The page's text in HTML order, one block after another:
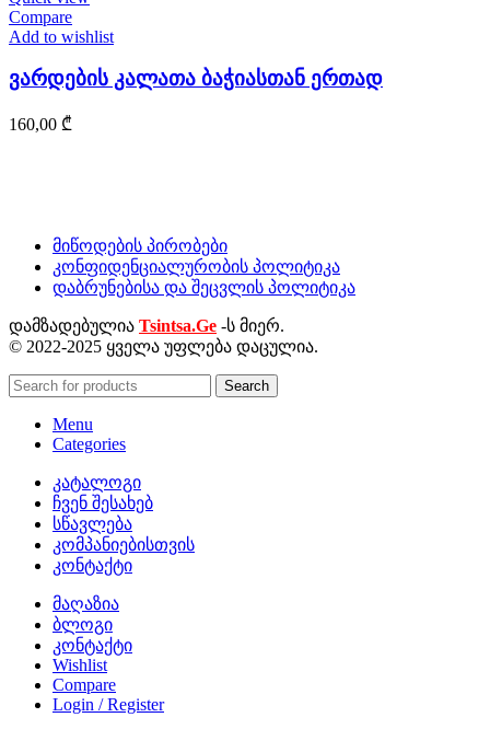
Compare
Add to wishlist
ვარდების კალათა ბაჭიასთან ერთად
160,00 ₾
მიწოდების პირობები
კონფიდენციალურობის პოლიტიკა
დაბრუნებისა და შეცვლის პოლიტიკა
დამზადებულია Tsintsa.Ge -ს მიერ.
© 2022-2025 ყველა უფლება დაცულია.
Search
Menu
Categories
კატალოგი
ჩვენ შესახებ
სწავლება
კომპანიებისთვის
კონტაქტი
მაღაზია
ბლოგი
კონტაქტი
Wishlist
Compare
Login / Register